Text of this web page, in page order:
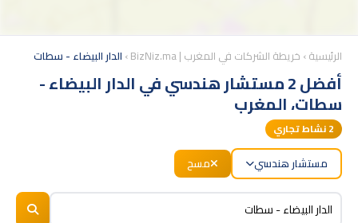
الرئيسية› خريطة الشركات في المغرب | BizNiz.ma › الدار البيضاء - سطات
أفضل 2 مستشار هندسي في الدار البيضاء -
سطات، المغرب
2نشاط تجاري
مستشار هندسي مسح
BizNiz.ma